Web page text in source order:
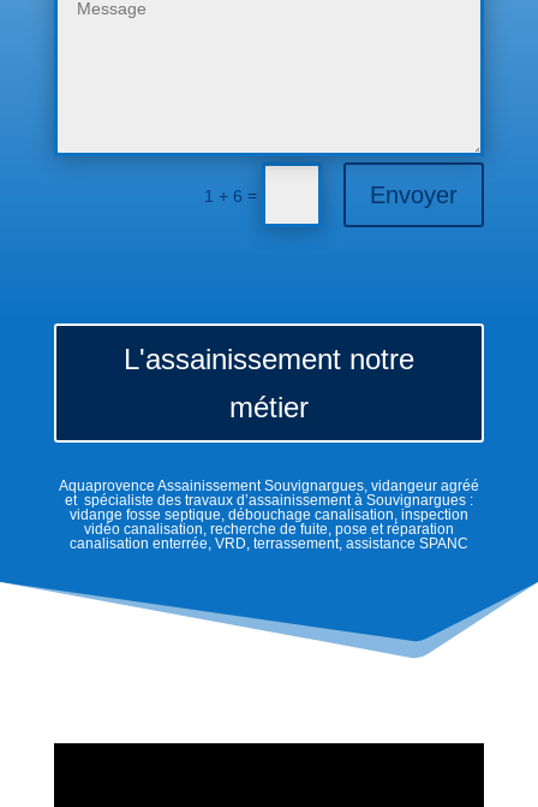
1 + 6 = Envoyer
L'assainissement notre
métier
Aquaprovence Assainissement Souvignargues, vidangeur agréé
et spécialiste des travaux d’assainissement à Souvignargues :
vidange fosse septique, débouchage canalisation, inspection
vidéo canalisation, recherche de fuite, pose et réparation
canalisation enterrée, VRD, terrassement, assistance SPANC